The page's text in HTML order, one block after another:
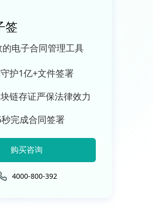
签
电子合同管理工具
护1亿+文件签署
链存证严保法律效力
完成合同签署
购买咨询
4000-800-392